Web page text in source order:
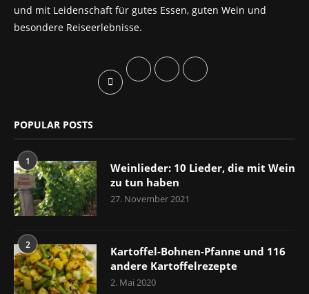
und mit Leidenschaft für gutes Essen, guten Wein und
besondere Reiseerlebnisse.
POPULAR POSTS
1
Weinlieder: 10 Lieder, die mit Wein
zu tun haben
27. November 2021
2
Kartoffel-Bohnen-Pfanne und 116
andere Kartoffelrezepte
2. Mai 2020